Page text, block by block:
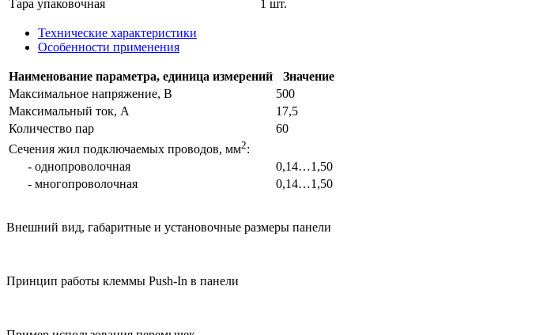
Тара упаковочная
1 шт.
Технические характеристики
Особенности применения
Наименование параметра, единица измерений
Значение
Максимальное напряжение, В
500
Максимальный ток, А
17,5
Количество пар
60
Сечения жил подключаемых проводов, мм2:
- однопроволочная
0,14…1,50
- многопроволочная
0,14…1,50
Внешний вид, габаритные и установочные размеры панели
Принцип работы клеммы Push-In в панели